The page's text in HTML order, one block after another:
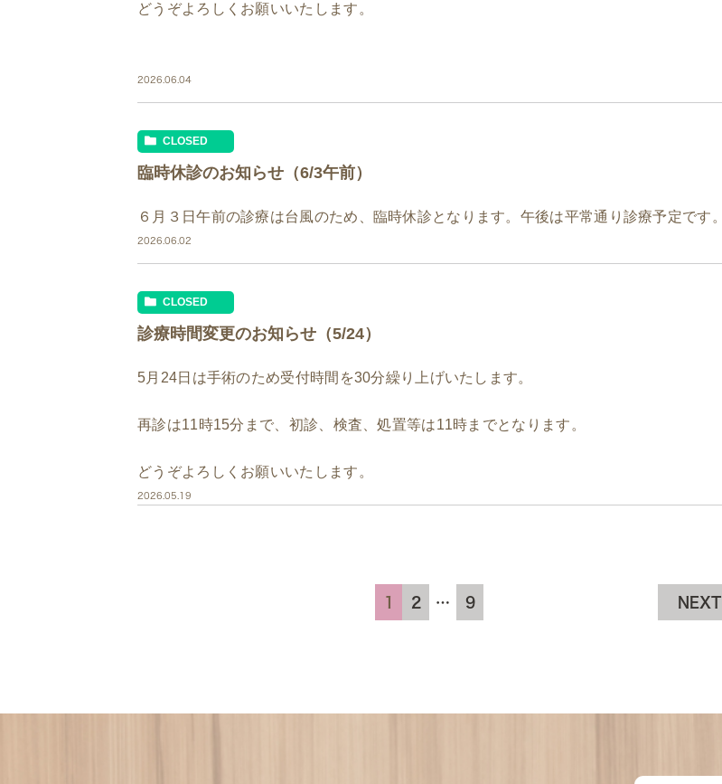
どうぞよろしくお願いいたします。
2026.06.04
CLOSED
臨時休診のお知らせ（6/3午前）
６月３日午前の診療は台風のため、臨時休診となります。午後は平常通り診療予定です。
2026.06.02
CLOSED
診療時間変更のお知らせ（5/24）
5月24日は手術のため受付時間を30分繰り上げいたします。
再診は11時15分まで、初診、検査、処置等は11時までとなります。
どうぞよろしくお願いいたします。
2026.05.19
1 2 … 9 NEXT